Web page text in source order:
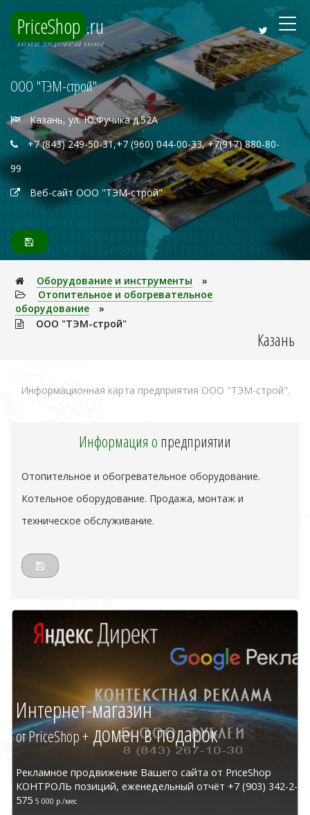
PriceShop .ru
КАТАЛОГ ПРЕДПРИЯТИЙ КАЗАНИ
ООО "ТЭМ-строй"
Казань, ул. Ю.Фучика д.52А
+7 (843) 249-50-31,+7 (960) 044-00-33, +7(917) 880-80-
99
Веб-сайт ООО "ТЭМ-строй"
Оборудование и инструменты
»
Отопительное и обогревательное
оборудование
»
ООО "ТЭМ-строй"
Казань
Информационная карта предприятия ООО "ТЭМ-строй".
Информация опредприятии
Отопительное и обогревательное оборудование.
Котельное оборудование. Продажа, монтаж и
техническое обслуживание.
Интернет-магазин
от PriceShop +домен в подарок
Рекламное продвижение Вашего сайта от PriceShop
КОНТРОЛЬ позиций, еженедельный отчёт +7 (903) 342-2-
575 5 000 р./мес